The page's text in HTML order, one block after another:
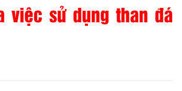
việc sử dụng than đá